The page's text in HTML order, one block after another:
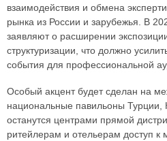
взаимодействия и обмена
рынка из России и зарубежья. В
заявляют о расширении
структуризации, что должно
события для профессиональной
Особый акцент будет сделан на
национальные павильоны Турции,
останутся центрами прямой
ритейлерам и отельерам доступ